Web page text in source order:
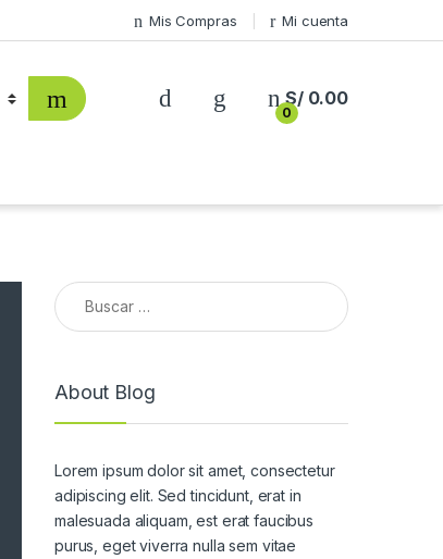
Mis Compras Mi cuenta
0
S/0.00
Buscar:
About Blog
Lorem ipsum dolor sit amet, consectetur
adipiscing elit. Sed tincidunt, erat in
malesuada aliquam, est erat faucibus
purus, eget viverra nulla sem vitae